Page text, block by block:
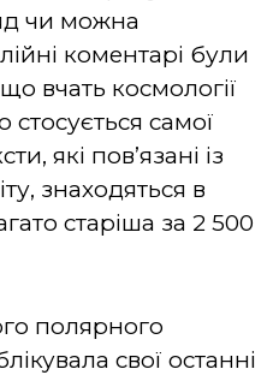
чи можна
коментарі були
вчать космології
самої
які пов’язані із
знаходяться в
старіша за 2 500
полярного
свої останні